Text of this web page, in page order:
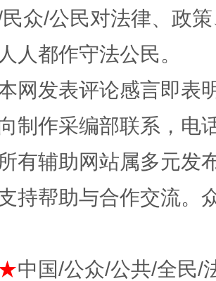
药对药下症？
一记警钟！ 谢
众/公民对法律、政
人都作守法公民。
网发表评论感言即表
制作采编部联系，电
有辅助网站属多元发
持帮助与合作交流。
中国/公众/公共/全民/